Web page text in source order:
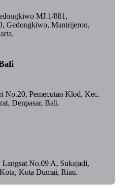
MJ.1/881,
Gedongkiwo, Mantrijeron,
No.20, Pemecutan Klod, Kec.
Denpasar, Bali.
Langsat No.09 A, Sukajadi,
Kota Dumai, Riau.